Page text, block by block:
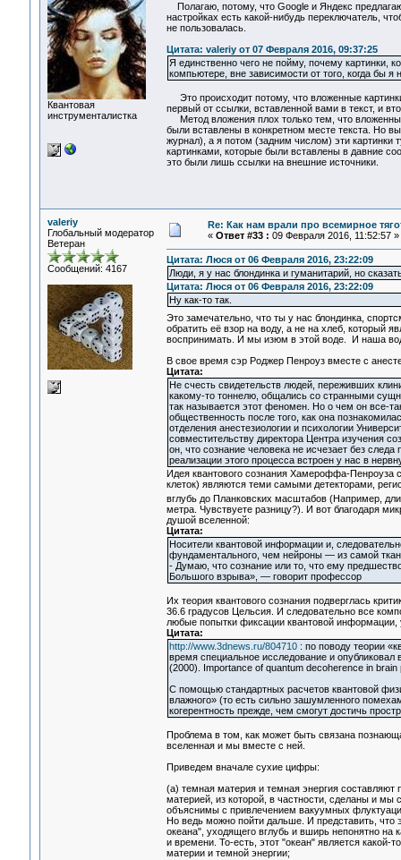
Квантовая
инструменталистка
Полагаю, потому, что Google и Яндекс
настройках есть какой-нибудь переключатель,
не пользовалась.
Цитата: valeriy от 07 Февраля 2016, 09:37:25
Я единственно чего не пойму, почему картинки,
компьютере, вне зависимости от того, когда бы
Это происходит потому, что вложенные
первый от ссылки, вставленной вами в текст, и
Метод вложения плох только тем, что
были вставлены в конкретном месте текста. Но
журнал), а я потом (задним числом) эти картинки
картинками, которые были вставлены в давние
это были лишь ссылки на внешние источники.
valeriy
Глобальный модератор
Ветеран
Сообщений: 4167
Re: Как нам врали про всемирное
« Ответ #33 : 09 Февраля 2016, 11:52:57 »
Цитата: Люся от 06 Февраля 2016, 23:22:09
Люди, я у нас блондинка и гуманитарий, но
Цитата: Люся от 06 Февраля 2016, 23:22:09
Ну как-то так.
Это замечательно, что ты у нас блондинка,
обратить её взор на воду, а не на хлеб, который
воспринимать. И мы изюм в этой воде. И наша
В свое время сэр Роджер Пенроуз вместе с
Цитата:
Не счесть свидетельств людей, переживших
какому-то тоннелю, общались со странными
так называется этот феномен. Но о чем он все-
общественность после того, как она
отделения анестезиологии и психологии
совместительству директора Центра изучения
он, что сознание человека не исчезает без
реализации этого процесса встроен у нас в
Идея квантового сознания Хамероффа-Пенроуза
клеток) являются теми самыми детекторами,
вглубь до Планковских масштабов (Например,
метра. Чувствуете разницу?). И вот благодаря
душой вселенной:
Цитата:
Носители квантовой информации и,
фундаментального, чем нейроны — из самой
- Думаю, что сознание или то, что ему
Большого взрыва», — говорит профессор
Их теория квантового сознания подверглась
36.6 градусов Цельсия. И следовательно все
любые попытки фиксации квантовой
Цитата:
http://www.3dnews.ru/804710: по поводу теории
время специальное исследование и опубликовал
(2000). Importance of quantum decoherence in
С помощью стандартных расчетов квантовой
влажного» (то есть сильно зашумленного
когерентность прежде, чем смогут достичь
Проблема в том, как может быть связана
вселенная и мы вместе с ней.
Приведем вначале сухие цифры:
(а) темная материя и темная энергия составляют
материей, из которой, в частности, сделаны и
объяснимы с привлечением вакуумных
Но ведь можно пойти дальше. И представить, что
океана", уходящего вглубь и вширь непонятно
и времени. То-есть, этот "океан" является какой-
материи и темной энергии;